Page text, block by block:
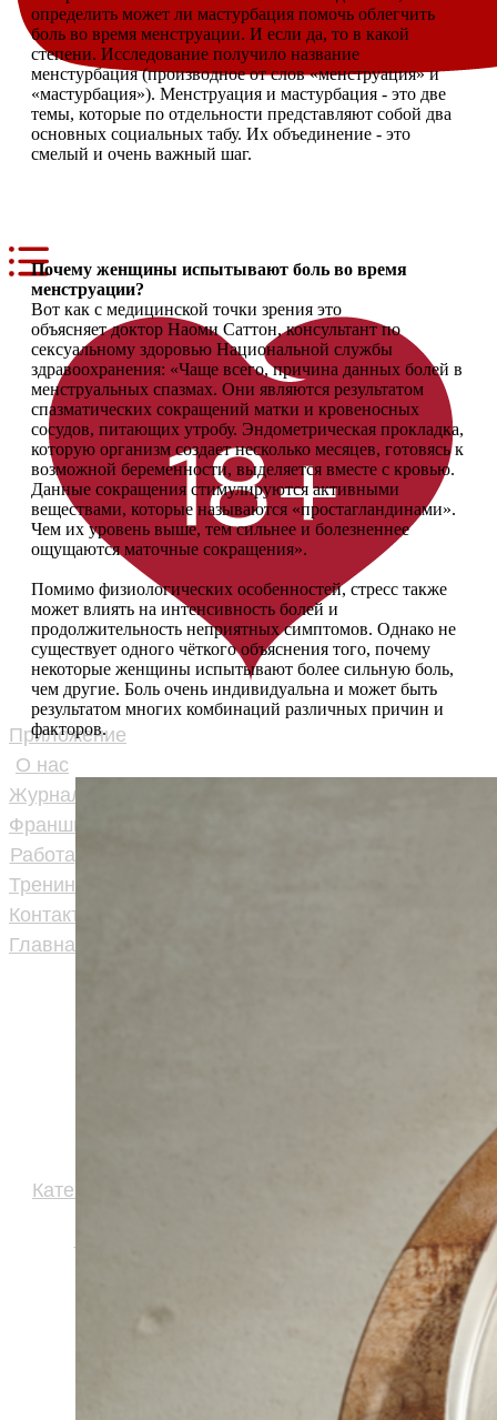
В интернет-
Приложение
О нас
Журнал
Франшиза
Работа
Тренинги
Контакты
Главная
Категории товаров
определить может ли мастурбация помочь облегчить
боль во время менструации. И если да, то в какой
степени. Исследование получило название
менстурбация (производное от слов «менструация» и
«мастурбация»). Менструация и мастурбация - это две
темы, которые по отдельности представляют собой два
основных социальных табу. Их объединение - это
смелый и очень важный шаг.
Почему женщины испытывают боль во время
менструации?
Вот как с медицинской точки зрения это
объясняет доктор Наоми Саттон, консультант по
сексуальному здоровью Национальной службы
здравоохранения: «Чаще всего, причина данных болей в
менструальных спазмах. Они являются результатом
спазматических сокращений матки и кровеносных
сосудов, питающих утробу. Эндометрическая прокладка,
которую организм создает несколько месяцев, готовясь к
возможной беременности, выделяется вместе с кровью.
Данные сокращения стимулируются активными
веществами, которые называются «простагландинами».
Чем их уровень выше, тем сильнее и болезненнее
ощущаются маточные сокращения».
Помимо физиологических особенностей, стресс также
может влиять на интенсивность болей и
продолжительность неприятных симптомов. Однако не
существует одного чёткого объяснения того, почему
некоторые женщины испытывают более сильную боль,
чем другие. Боль очень индивидуальна и может быть
результатом многих комбинаций различных причин и
факторов.